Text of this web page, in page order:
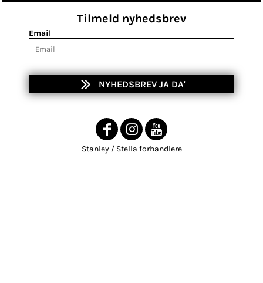
Tilmeld nyhedsbrev
Email
NYHEDSBREV JA DA'
Stanley / Stella forhandlere